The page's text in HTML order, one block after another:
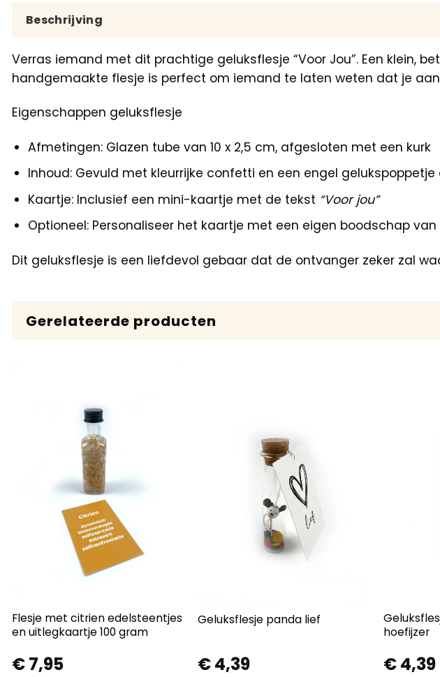
Beschrijving
Verras iemand met dit prachtige geluksflesje “Voor Jou”. Een klein,
handgemaakte flesje is perfect om iemand te laten weten dat je
Eigenschappen geluksflesje
Afmetingen: Glazen tube van 10 x 2,5 cm, afgesloten met een kurk
Inhoud: Gevuld met kleurrijke confetti en een engel
Kaartje: Inclusief een mini-kaartje met de tekst “Voor jou”
Optioneel: Personaliseer het kaartje met een eigen boodschap
Dit geluksflesje is een liefdevol gebaar dat de ontvanger zeker zal
Gerelateerde producten
Flesje met citrien edelsteentjes
en uitlegkaartje 100 gram
€7,95
Geluksflesje panda lief
€4,39
hoefijzer
€4,39